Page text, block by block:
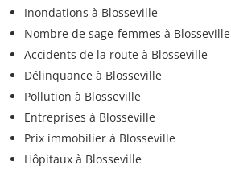
Inondations à Blosseville
Nombre de sage-femmes à Blosseville
Accidents de la route à Blosseville
Délinquance à Blosseville
Pollution à Blosseville
Entreprises à Blosseville
Prix immobilier à Blosseville
Hôpitaux à Blosseville